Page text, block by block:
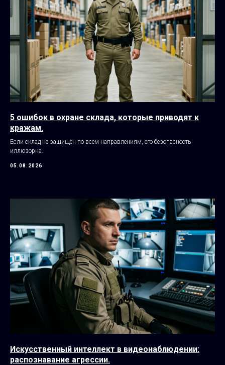
5 ошибок в охране склада, которые приводят к
кражам.
Если склад не защищён по всем направлениям, его безопасность
иллюзорна.
05.08.2026
Искусственный интеллект в видеонаблюдении:
распознавание агрессии.